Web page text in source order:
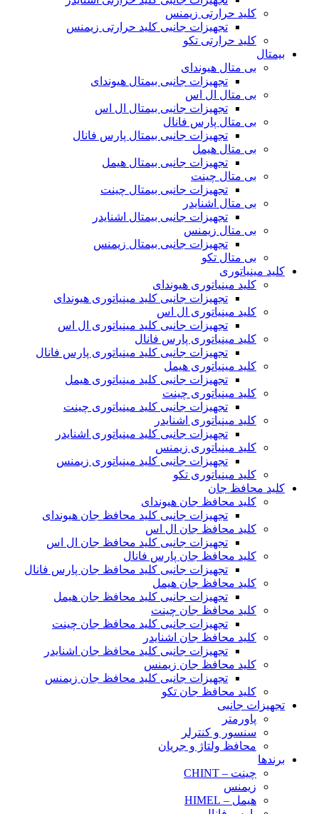
کلید حرارتی زیمنس
تجهیزات جانبی کلید حرارتی زیمنس
کلید حرارتی تکو
بیمتال
بی متال هیوندای
تجهیزات جانبی بیمتال هیوندای
بی متال ال اس
تجهیزات جانبی بیمتال ال اس
بی متال پارس فانال
تجهیزات جانبی بیمتال پارس فانال
بی متال هیمل
تجهیزات جانبی بیمتال هیمل
بی متال چینت
تجهیزات جانبی بیمتال چینت
بی متال اشنایدر
تجهیزات جانبی بیمتال اشنایدر
بی متال زیمنس
تجهیزات جانبی بیمتال زیمنس
بی متال تکو
کلید مینیاتوری
کلید مینیاتوری هیوندای
تجهیزات جانبی کلید مینیاتوری هیوندای
کلید مینیاتوری ال اس
تجهیزات جانبی کلید مینیاتوری ال اس
کلید مینیاتوری پارس فانال
تجهیزات جانبی کلید مینیاتوری پارس فانال
کلید مینیاتوری هیمل
تجهیزات جانبی کلید مینیاتوری هیمل
کلید مینیاتوری چینت
تجهیزات جانبی کلید مینیاتوری چینت
کلید مینیاتوری اشنایدر
تجهیزات جانبی کلید مینیاتوری اشنایدر
کلید مینیاتوری زیمنس
تجهیزات جانبی کلید مینیاتوری زیمنس
کلید مینیاتوری تکو
کلید محافظ جان
کلید محافظ جان هیوندای
تجهیزات جانبی کلید محافظ جان هیوندای
کلید محافظ جان ال اس
تجهیزات جانبی کلید محافظ جان ال اس
کلید محافظ جان پارس فانال
تجهیزات جانبی کلید محافظ جان پارس فانال
کلید محافظ جان هیمل
تجهیزات جانبی کلید محافظ جان هیمل
کلید محافظ جان چینت
تجهیزات جانبی کلید محافظ جان چینت
کلید محافظ جان اشنایدر
تجهیزات جانبی کلید محافظ جان اشنایدر
کلید محافظ جان زیمنس
تجهیزات جانبی کلید محافظ جان زیمنس
کلید محافظ جان تکو
تجهیزات جانبی
پاورمتر
سنسور و کنترلر
محافظ ولتاژ و‌ جریان
برندها
چینت – CHINT
زیمنس
هیمل – HIMEL